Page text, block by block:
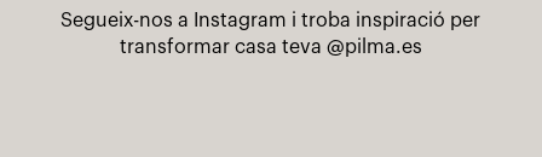
Segueix-nos a Instagram i troba inspiració per
transformar casa teva @pilma.es